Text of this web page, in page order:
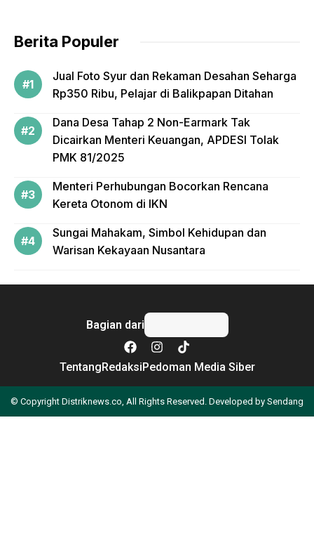
k
Berita Populer
Jual Foto Syur dan Rekaman Desahan Seharga
Rp350 Ribu, Pelajar di Balikpapan Ditahan
Dana Desa Tahap 2 Non-Earmark Tak
Dicairkan Menteri Keuangan, APDESI Tolak
PMK 81/2025
Menteri Perhubungan Bocorkan Rencana
Kereta Otonom di IKN
Sungai Mahakam, Simbol Kehidupan dan
Warisan Kekayaan Nusantara
Bagian dari
TentangRedaksiPedoman Media Siber
© Copyright Distriknews.co, All Rights Reserved. Developed by Sendang